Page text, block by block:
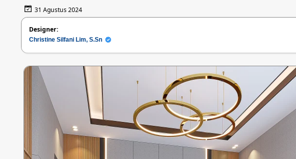
31 Agustus 2024
Designer:
Christine Silfani Lim, S.Sn